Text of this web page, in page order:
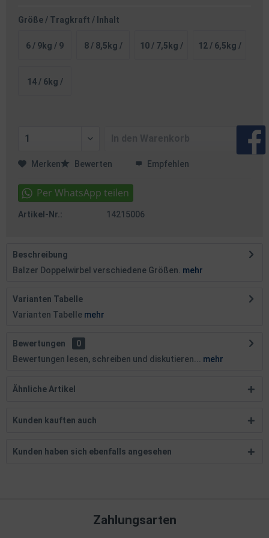
Größe / Tragkraft / Inhalt
6 / 9kg / 9 8 / 8,5kg / 10 / 7,5kg / 12 / 6,5kg /
14 / 6kg /
Merken Bewerten Empfehlen
Artikel-Nr.: 14215006
Beschreibung
Balzer Doppelwirbel verschiedene Größen. mehr
Varianten Tabelle
Varianten Tabelle mehr
Bewertungen
0
Bewertungen lesen, schreiben und diskutieren...
mehr
Ähnliche Artikel
Kunden kauften auch
Kunden haben sich ebenfalls angesehen
Zahlungsarten